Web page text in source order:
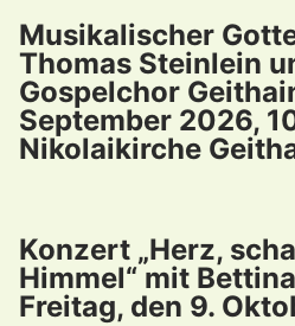
Musikalischer
Thomas Steinlein
Gospelchor
September 2026,
Nikolaikirche
Konzert „Herz,
Himmel“ mit
Freitag, den 9.